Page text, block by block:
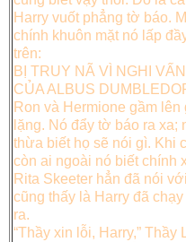
Harry vuốt phẳng tờ báo.
chính khuôn mặt nó lấp
trên:
BỊ TRUY NÃ VÌ NGHI
CỦA ALBUS
Ron và Hermione gầm
lặng. Nó đẩy tờ báo ra xa;
thừa biết họ sẽ nói gì. Khi
còn ai ngoài nó biết chính
Rita Skeeter hẳn đã nói
cũng thấy là Harry đã
ra.
“Thầy xin lỗi, Harry,” Thầy